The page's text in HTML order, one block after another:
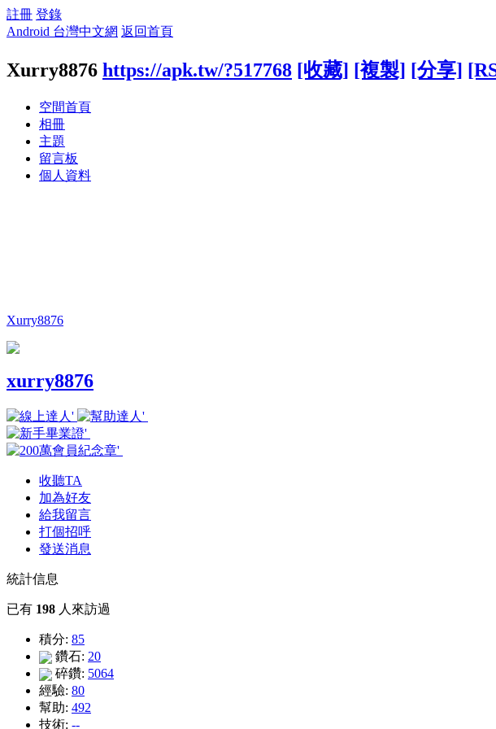
註冊 登錄
Android 台灣中文網 返回首頁
Xurry8876 https://apk.tw/?517768 [收藏] [複製] [分享]
空間首頁
相冊
主題
留言板
個人資料
Xurry8876
xurry8876
收聽TA
加為好友
給我留言
打個招呼
發送消息
統計信息
已有 198 人來訪過
積分: 85
鑽石: 20
碎鑽: 5064
經驗: 80
幫助: 492
技術: --